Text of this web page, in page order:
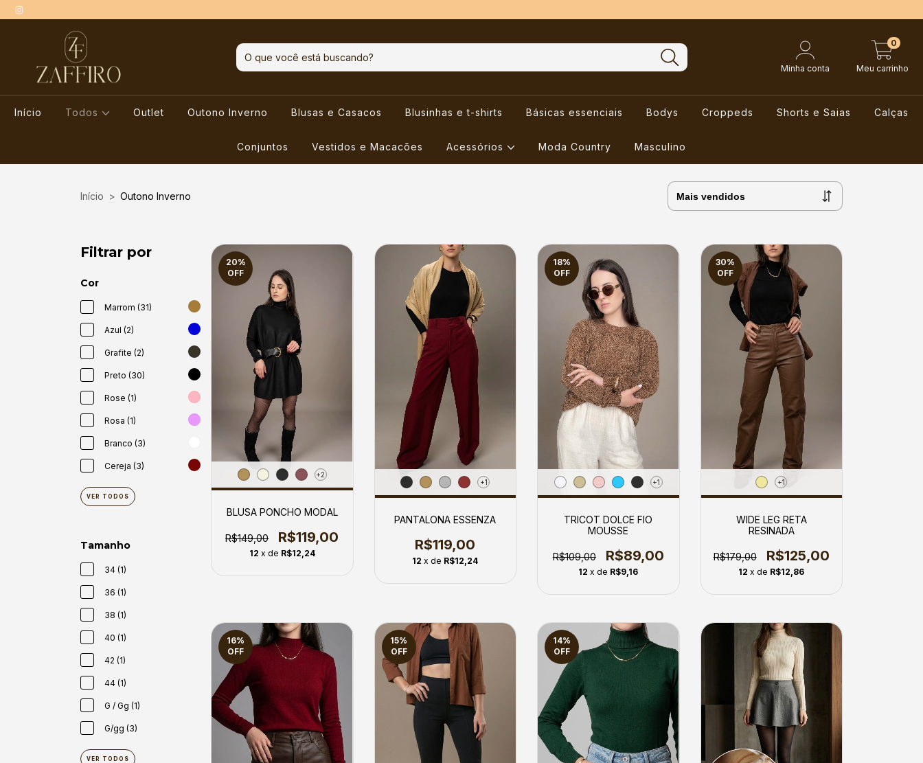
Minha conta Meu carrinho
0
Início Todos Outlet Outono Inverno Blusas e Casacos Blusinhas e t-shirts Básicas essenciais Bodys Croppeds Shorts e Saias Calças
Conjuntos Vestidos e Macacões Acessórios Moda Country Masculino
Início > Outono Inverno
Filtrar por
Cor
Marrom (31)
Azul (2)
Grafite (2)
Preto (30)
Rose (1)
Rosa (1)
Branco (3)
Cereja (3)
VER TODOS
Tamanho
34 (1)
36 (1)
38 (1)
40 (1)
42 (1)
44 (1)
G / Gg (1)
G/gg (3)
VER TODOS
20%
OFF
+2
BLUSA PONCHO MODAL
R$149,00 R$119,00
12 x de R$12,24
+1
PANTALONA ESSENZA
R$119,00
12 x de R$12,24
18%
OFF
+1
TRICOT DOLCE FIO
MOUSSE
R$109,00 R$89,00
12 x de R$9,16
30%
OFF
+1
WIDE LEG RETA
RESINADA
R$179,00 R$125,00
12 x de R$12,86
16%
OFF
15%
OFF
14%
OFF